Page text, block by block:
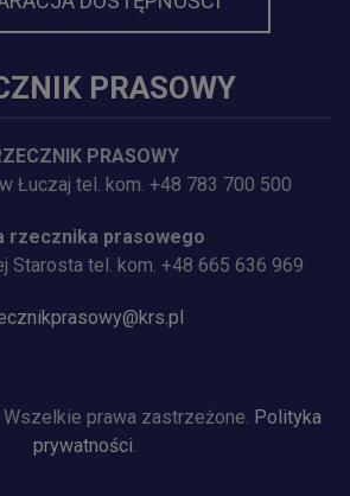
PRASOWY
PRASOWY
Łuczaj tel. kom. +48 783 700 500
rzecznika prasowego
Starosta tel. kom. +48 665 636 969
prawa zastrzeżone. Polityka
prywatności.